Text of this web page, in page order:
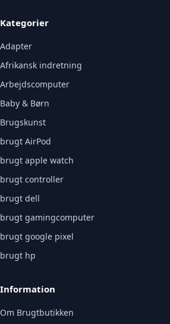
Kategorier
Adapter
Afrikansk indretning
Arbejdscomputer
Baby & Børn
Brugskunst
brugt AirPod
brugt apple watch
brugt controller
brugt dell
brugt gamingcomputer
brugt google pixel
brugt hp
Information
Om Brugtbutikken